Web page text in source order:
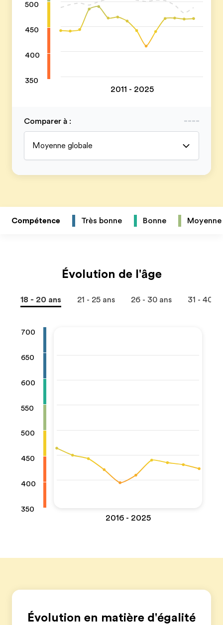
500
450
400
350
2011 - 2025
Comparer à :
Moyenne globale
Compétence Très bonne Bonne Moyenne
Évolution de l'âge
18 - 20 ans 21 - 25 ans 26 - 30 ans 31 - 40
700
650
600
550
500
450
400
350
2016 - 2025
Évolution en matière d'égalité